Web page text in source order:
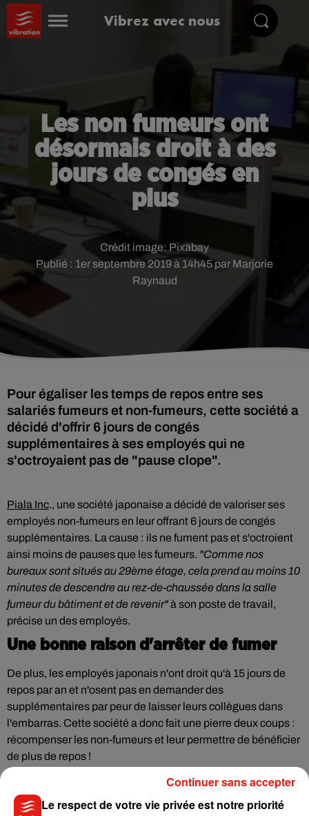
Vibrez avec nous
Les non fumeurs ont
désormais droit à des
jours de congés en
plus
Publié : 1er septembre 2019 à 14h45 par Marjorie
Raynaud
Crédit image: Pixabay
Pour égaliser les temps de repos entre ses
salariés fumeurs et non-fumeurs, cette société a
décidé d'offrir 6 jours de congés
supplémentaires à ses employés qui ne
s'octroyaient pas de "pause clope".
Piala Inc., une société japonaise a décidé de valoriser ses
employés non-fumeurs en leur offrant 6 jours de congés
supplémentaires. La cause : ils ne fument pas et s'octroient
ainsi moins de pauses que les fumeurs. "Comme nos
bureaux sont situés au 29ème étage, cela prend au moins 10
minutes de descendre au rez-de-chaussée dans la salle
fumeur du bâtiment et de revenir"à son poste de travail,
précise un des employés.
Une bonne raison d'arrêter de fumer
De plus, les employés japonais n'ont droit qu'à 15 jours de
repos par an et n'osent pas en demander des
supplémentaires par peur de laisser leurs collègues dans
l'embarras. Cette société a donc fait une pierre deux coups :
récompenser les non-fumeurs et leur permettre de bénéficier
de plus de repos !
Le respect de votre vie privée est notre priorité
Continuer sans accepter